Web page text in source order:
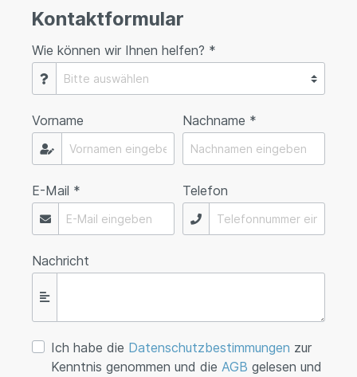
Kontaktformular
Wie können wir Ihnen helfen? *
Vorname Nachname *
E-Mail * Telefon
Nachricht
Ich habe die Datenschutzbestimmungen zur
Kenntnis genommen und die AGB gelesen und